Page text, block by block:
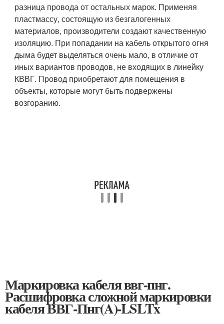
разница провода от остальных марок. Применяя
пластмассу, состоящую из безгалогенных
материалов, производители создают качественную
изоляцию. При попадании на кабель открытого огня
дыма будет выделяться очень мало, в отличие от
иных вариантов проводов, не входящих в линейку
КВВГ. Провод приобретают для помещения в
объекты, которые могут быть подвержены
возгоранию.
Маркировка кабеля ввг-пнг.
Расшифровка сложной маркировки
кабеля ВВГ-Пнг(A)-LSLTx